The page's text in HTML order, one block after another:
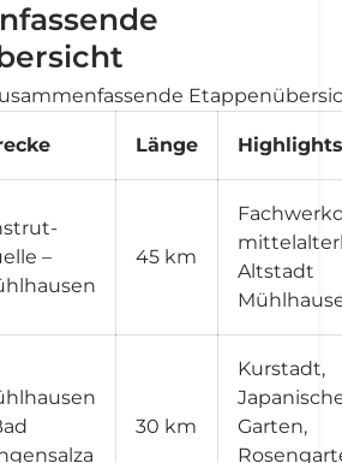
Länge Highlights
–
45 km
Altstadt
30 km
Kurstadt,
Garten,